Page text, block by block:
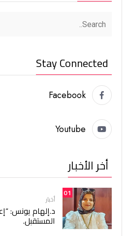
Stay Connected
Facebook
Youtube
أخر الأخبار
01
أخبار
د.إلهام يونس:
المستقبل.